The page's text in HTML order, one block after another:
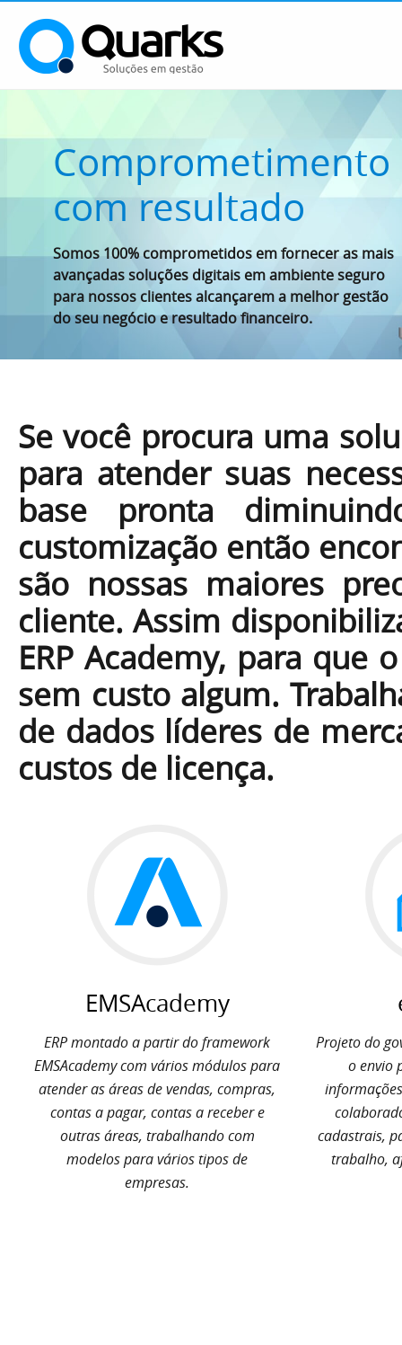
Comprometimento
com resultado
Somos 100% comprometidos em fornecer as mais
avançadas soluções digitais em ambiente seguro
para nossos clientes alcançarem a melhor gestão
do seu negócio e resultado financeiro.
Se você procura uma
para atender suas
base pronta
customização então
são nossas maiores
cliente. Assim
ERP Academy, para que
sem custo algum.
de dados líderes de
custos de licença.
EMSAcademy
ERP montado a partir do framework
EMSAcademy com vários módulos para
atender as áreas de vendas, compras,
contas a pagar, contas a receber e
outras áreas, trabalhando com
modelos para vários tipos de
empresas.
Projeto do
o envio
cadastrais,
trabalho,